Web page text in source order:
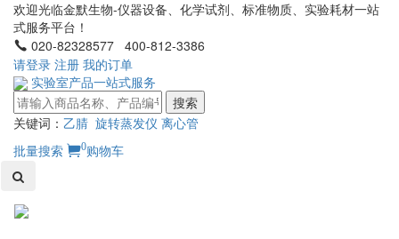
欢迎光临金默生物-仪器设备、化学试剂、标准物质、实验耗材一站
式服务平台！
020-82328577 400-812-3386
请登录 注册 我的订单
实验室产品一站式服务
搜索
关键词： 乙腈 旋转蒸发仪 离心管
批量搜索
0购物车